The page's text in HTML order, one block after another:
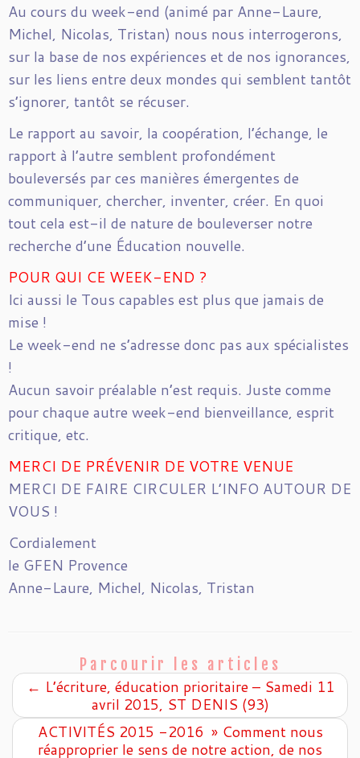
Au cours du week-end (animé par Anne-Laure,
Michel, Nicolas, Tristan) nous nous interrogerons,
sur la base de nos expériences et de nos ignorances,
sur les liens entre deux mondes qui semblent tantôt
s’ignorer, tantôt se récuser.
Le rapport au savoir, la coopération, l’échange, le
rapport à l’autre semblent profondément
bouleversés par ces manières émergentes de
communiquer, chercher, inventer, créer. En quoi
tout cela est-il de nature de bouleverser notre
recherche d’une Éducation nouvelle.
POUR QUI CE WEEK-END ?
Ici aussi le Tous capables est plus que jamais de
mise !
Le week-end ne s’adresse donc pas aux spécialistes
!
Aucun savoir préalable n’est requis. Juste comme
pour chaque autre week-end bienveillance, esprit
critique, etc.
MERCI DE PRÉVENIR DE VOTRE VENUE
MERCI DE FAIRE CIRCULER L’INFO AUTOUR DE
VOUS !
Cordialement
le GFEN Provence
Anne-Laure, Michel, Nicolas, Tristan
Parcourir les articles
← L’écriture, éducation prioritaire – Samedi 11
avril 2015, ST DENIS (93)
ACTIVITÉS 2015 -2016 » Comment nous
réapproprier le sens de notre action, de nos